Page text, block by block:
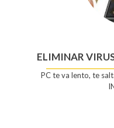
ELIMINAR
PC te va lento, te